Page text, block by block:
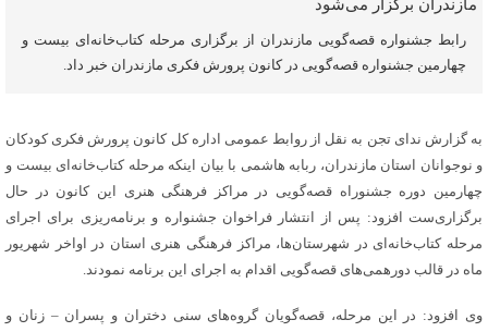
رابط جشنواره قصه‌گویی مازندران از برگزاری مرحله کتاب‌خانه‌ای بیست و
چهارمین جشنواره قصه‌گویی در کانون پرورش فکری مازندران خبر داد.
به گزارش ندای تجن به نقل از روابط عمومی اداره کل کانون پرورش فکری کودکان
و نوجوانان استان مازندران، ربابه هاشمی با بیان اینکه مرحله کتاب‌خانه‌ای بیست و
چهارمین دوره جشنوراه قصه‌گویی در مراکز فرهنگی هنری این کانون در حال
برگزاری‌ست افزود: پس از انتشار فراخوان جشنواره و برنامه‌ریزی برای اجرای
مرحله کتاب‌خانه‌ای در شهرستان‌ها، مراکز فرهنگی هنری استان در اواخر شهریور
ماه در قالب دورهمی‌های قصه‌گویی اقدام به اجرای این برنامه نمودند.
وی افزود: در این مرحله، قصه‌گویان گروه‌های سنی دختران و پسران – زنان و